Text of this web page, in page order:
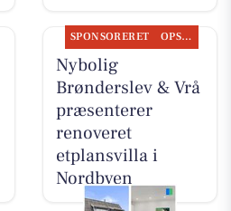
SPONSORERET OPSLAGSTAVLEN
Nybolig
Brønderslev & Vrå
præsenterer
renoveret
etplansvilla i
Nordbyen